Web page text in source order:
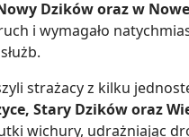
Dzików oraz w
i wymagało
strażacy z kilku
Stary Dzików oraz
wichury, udrażniając